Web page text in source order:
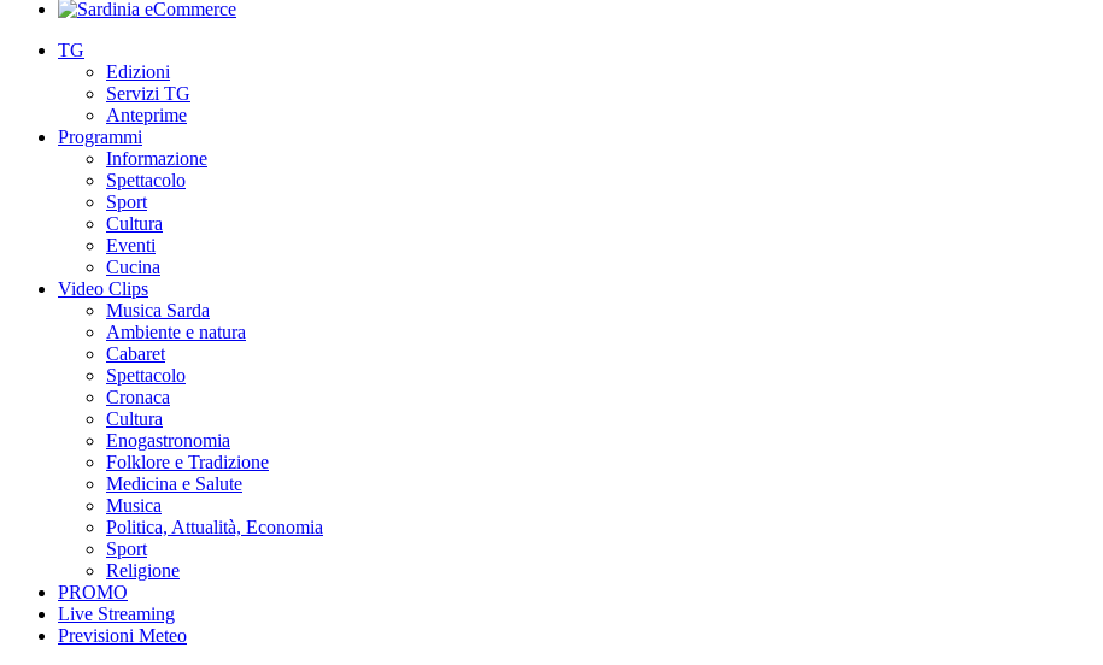
TG
Edizioni
Servizi TG
Anteprime
Programmi
Informazione
Spettacolo
Sport
Cultura
Eventi
Cucina
Video Clips
Musica Sarda
Ambiente e natura
Cabaret
Spettacolo
Cronaca
Cultura
Enogastronomia
Folklore e Tradizione
Medicina e Salute
Musica
Politica, Attualità, Economia
Sport
Religione
PROMO
Live Streaming
Previsioni Meteo